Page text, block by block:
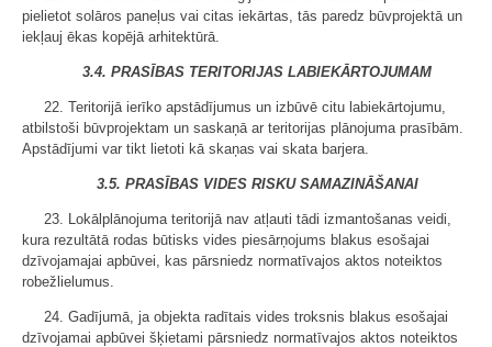
pielietot solāros paneļus vai citas iekārtas, tās paredz būvprojektā un
iekļauj ēkas kopējā arhitektūrā.
3.4. PRASĪBAS TERITORIJAS LABIEKĀRTOJUMAM
22. Teritorijā ierīko apstādījumus un izbūvē citu labiekārtojumu,
atbilstoši būvprojektam un saskaņā ar teritorijas plānojuma prasībām.
Apstādījumi var tikt lietoti kā skaņas vai skata barjera.
3.5. PRASĪBAS VIDES RISKU SAMAZINĀŠANAI
23. Lokālplānojuma teritorijā nav atļauti tādi izmantošanas veidi,
kura rezultātā rodas būtisks vides piesārņojums blakus esošajai
dzīvojamajai apbūvei, kas pārsniedz normatīvajos aktos noteiktos
robežlielumus.
24. Gadījumā, ja objekta radītais vides troksnis blakus esošajai
dzīvojamai apbūvei šķietami pārsniedz normatīvajos aktos noteiktos